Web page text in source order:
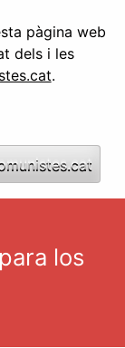
pàgina web
dels i les
.
los